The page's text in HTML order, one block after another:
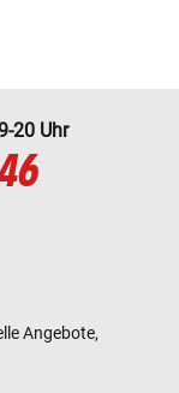
20 Uhr
Angebote,